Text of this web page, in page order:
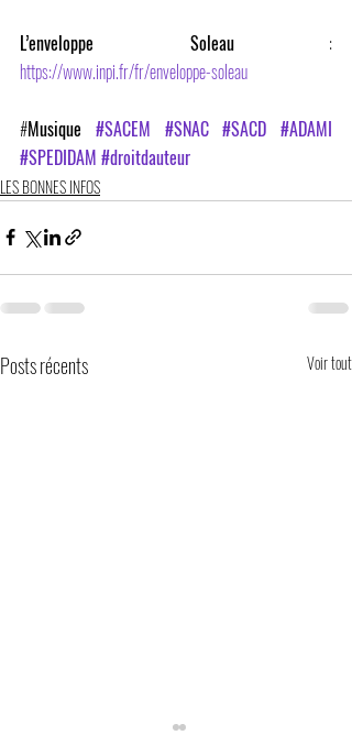
L’enveloppe Soleau
https://www.inpi.fr/fr/enveloppe-soleau
#Musique #SACEM #SNAC #SACD #ADAMI
#SPEDIDAM #droitdauteur
LES BONNES INFOS
Posts récents Voir tout